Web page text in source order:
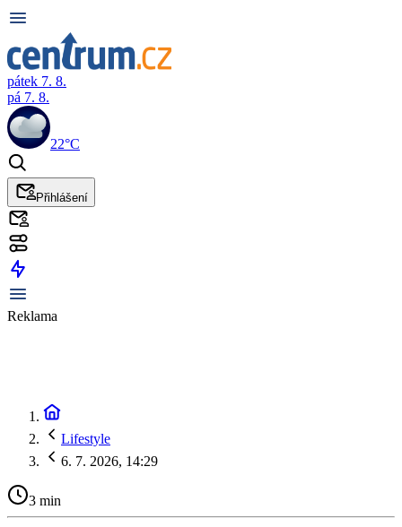
pátek 7. 8.
pá 7. 8.
22°C
Přihlášení
Reklama
Lifestyle
6. 7. 2026, 14:29
3 min